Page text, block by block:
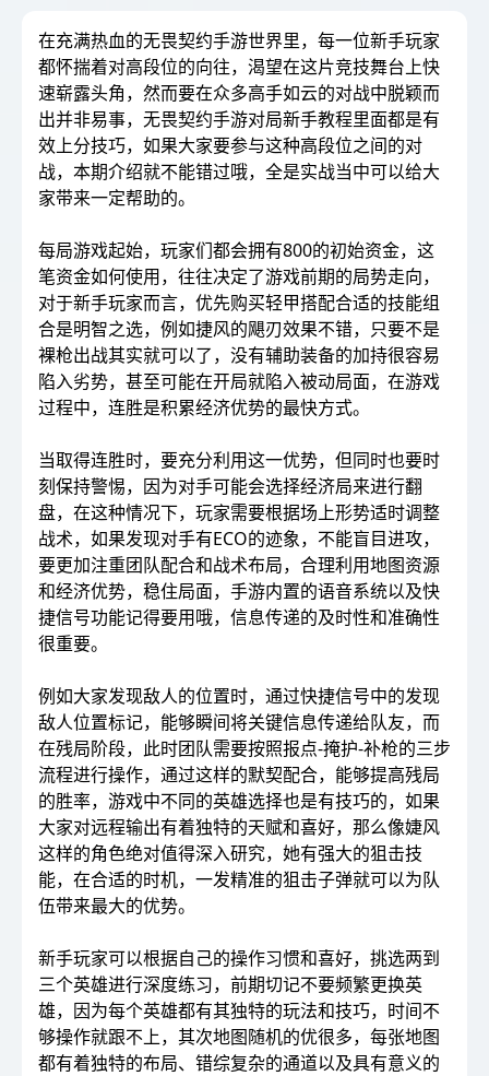
在充满热血的无畏契约手游世界里，每一位新手玩家
都怀揣着对高段位的向往，渴望在这片竞技舞台上快
速崭露头角，然而要在众多高手如云的对战中脱颖而
出并非易事，无畏契约手游对局新手教程里面都是有
效上分技巧，如果大家要参与这种高段位之间的对
战，本期介绍就不能错过哦，全是实战当中可以给大
家带来一定帮助的。
每局游戏起始，玩家们都会拥有800的初始资金，这
笔资金如何使用，往往决定了游戏前期的局势走向，
对于新手玩家而言，优先购买轻甲搭配合适的技能组
合是明智之选，例如捷风的飓刃效果不错，只要不是
裸枪出战其实就可以了，没有辅助装备的加持很容易
陷入劣势，甚至可能在开局就陷入被动局面，在游戏
过程中，连胜是积累经济优势的最快方式。
当取得连胜时，要充分利用这一优势，但同时也要时
刻保持警惕，因为对手可能会选择经济局来进行翻
盘，在这种情况下，玩家需要根据场上形势适时调整
战术，如果发现对手有ECO的迹象，不能盲目进攻，
要更加注重团队配合和战术布局，合理利用地图资源
和经济优势，稳住局面，手游内置的语音系统以及快
捷信号功能记得要用哦，信息传递的及时性和准确性
很重要。
例如大家发现敌人的位置时，通过快捷信号中的发现
敌人位置标记，能够瞬间将关键信息传递给队友，而
在残局阶段，此时团队需要按照报点-掩护-补枪的三步
流程进行操作，通过这样的默契配合，能够提高残局
的胜率，游戏中不同的英雄选择也是有技巧的，如果
大家对远程输出有着独特的天赋和喜好，那么像婕风
这样的角色绝对值得深入研究，她有强大的狙击技
能，在合适的时机，一发精准的狙击子弹就可以为队
伍带来最大的优势。
新手玩家可以根据自己的操作习惯和喜好，挑选两到
三个英雄进行深度练习，前期切记不要频繁更换英
雄，因为每个英雄都有其独特的玩法和技巧，时间不
够操作就跟不上，其次地图随机的优很多，每张地图
都有着独特的布局、错综复杂的通道以及具有意义的